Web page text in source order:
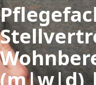
(m|w|d)